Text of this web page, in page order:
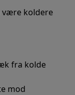
være koldere
fra kolde
mod